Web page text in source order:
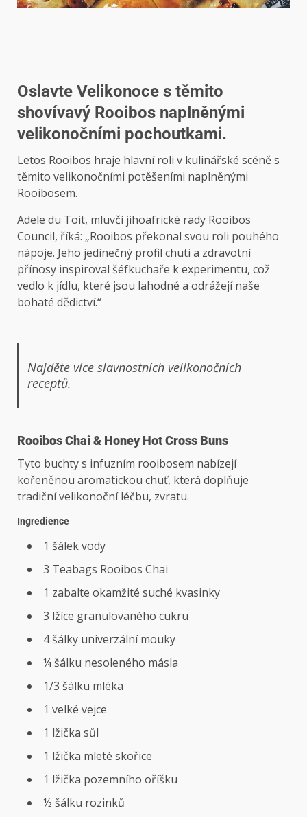
Oslavte Velikonoce s těmito
shovívavý Rooibos naplněnými
velikonočními pochoutkami.
Letos Rooibos hraje hlavní roli v kulinářské scéně s
těmito velikonočními potěšeními naplněnými
Rooibosem.
Adele du Toit, mluvčí jihoafrické rady Rooibos
Council, říká: „Rooibos překonal svou roli pouhého
nápoje. Jeho jedinečný profil chuti a zdravotní
přínosy inspiroval šéfkuchaře k experimentu, což
vedlo k jídlu, které jsou lahodné a odrážejí naše
bohaté dědictví.“
Najděte více slavnostních velikonočních
receptů.
Rooibos Chai & Honey Hot Cross Buns
Tyto buchty s infuzním rooibosem nabízejí
kořeněnou aromatickou chuť, která doplňuje
tradiční velikonoční léčbu, zvratu.
Ingredience
1 šálek vody
3 Teabags Rooibos Chai
1 zabalte okamžité suché kvasinky
3 lžíce granulovaného cukru
4 šálky univerzální mouky
¼ šálku nesoleného másla
1/3 šálku mléka
1 velké vejce
1 lžička sůl
1 lžička mleté ​​skořice
1 lžička pozemního oříšku
½ šálku rozinků